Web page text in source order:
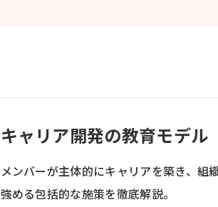
キャリア開発の教育モデル
メンバーが主体的にキャリアを築き、組
強める包括的な施策を徹底解説。